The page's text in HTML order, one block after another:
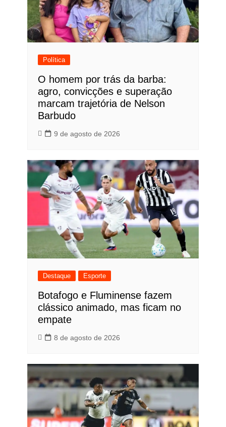
Política
O homem por trás da barba:
agro, convicções e superação
marcam trajetória de Nelson
Barbudo
9 de agosto de 2026
Destaque Esporte
Botafogo e Fluminense fazem
clássico animado, mas ficam no
empate
8 de agosto de 2026